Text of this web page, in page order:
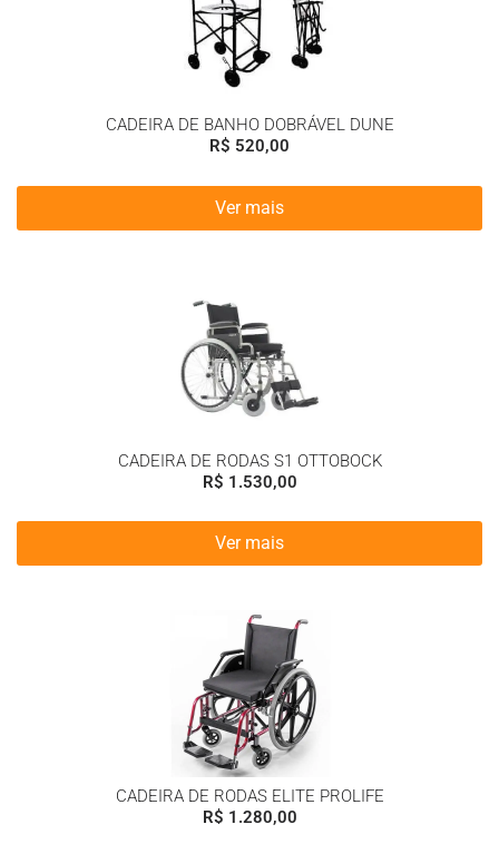
CADEIRA DE BANHO DOBRÁVEL DUNE
R$ 520,00
Ver mais
CADEIRA DE RODAS S1 OTTOBOCK
R$ 1.530,00
Ver mais
CADEIRA DE RODAS ELITE PROLIFE
R$ 1.280,00